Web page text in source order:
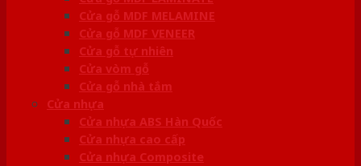
Cửa gỗ MDF MELAMINE
Cửa gỗ MDF VENEER
Cửa gỗ tự nhiên
Cửa vòm gỗ
Cửa gỗ nhà tắm
Cửa nhựa
Cửa nhựa ABS Hàn Quốc
Cửa nhựa cao cấp
Cửa nhựa Composite